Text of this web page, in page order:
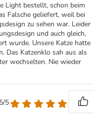
Light bestellt, schon beim
Falsche geliefert, weil bei
zu sehen war. Leider
und auch gleich,
wurde. Unsere Katze hatte
Das Katzenklo sah aus als
wechselten. Nie wieder
5